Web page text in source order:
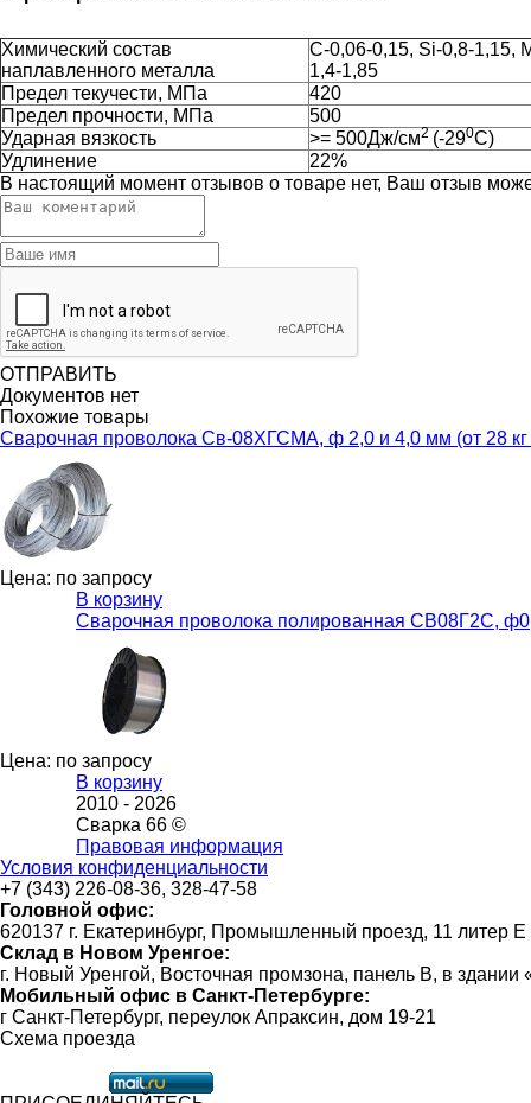
Химический состав
наплавленного металла
C-0,06-0,15, Si-0,8-1,15,
1,4-1,85
Предел текучести, МПа
420
Предел прочности, МПа
500
Ударная вязкость
>= 500Дж/см2(-290С)
Удлинение
22%
В настоящий момент отзывов о товаре нет, Ваш отзыв
ОТПРАВИТЬ
Документов нет
Похожие товары
Сварочная проволока Св-08ХГСМА, ф 2,0 и 4,0 мм (от 28
Цена: по запросу
В корзину
Сварочная проволока полированная СВ08Г2С,
Цена: по запросу
В корзину
2010 - 2026
Сварка 66 ©
Правовая информация
Условия конфиденциальности
+7 (343) 226-08-36, 328-47-58
Головной офис:
620137 г. Екатеринбург, Промышленный проезд, 11 литер Е
Склад в Новом Уренгое:
г. Новый Уренгой, Восточная промзона, панель В, в
Мобильный офис в Санкт-Петербурге:
г Санкт-Петербург, переулок Апраксин, дом 19-21
Схема проезда